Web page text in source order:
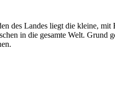
des Landes liegt die kleine,
in die gesamte Welt.